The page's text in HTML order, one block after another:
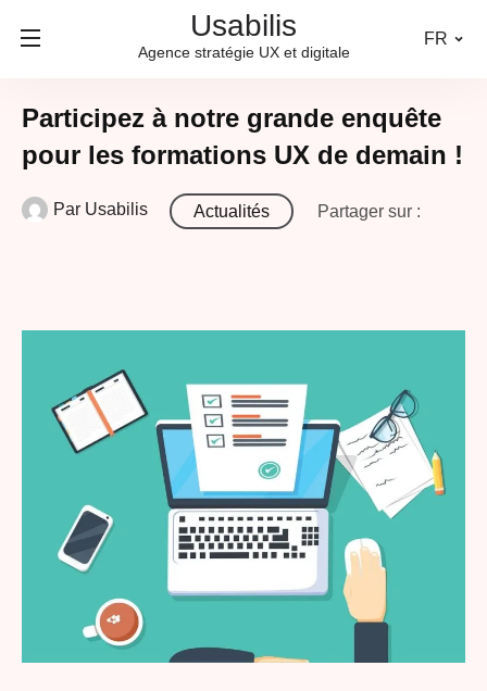
Usabilis
Agence stratégie UX et digitale
FR
Participez à notre grande enquête
pour les formations UX de demain !
Par Usabilis Actualités Partager sur :